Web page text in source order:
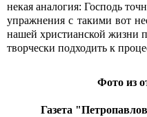
некая аналогия: Господь
упражнения с такими вот
нашей христианской жизни
творчески подходить к
Фото из
Газета